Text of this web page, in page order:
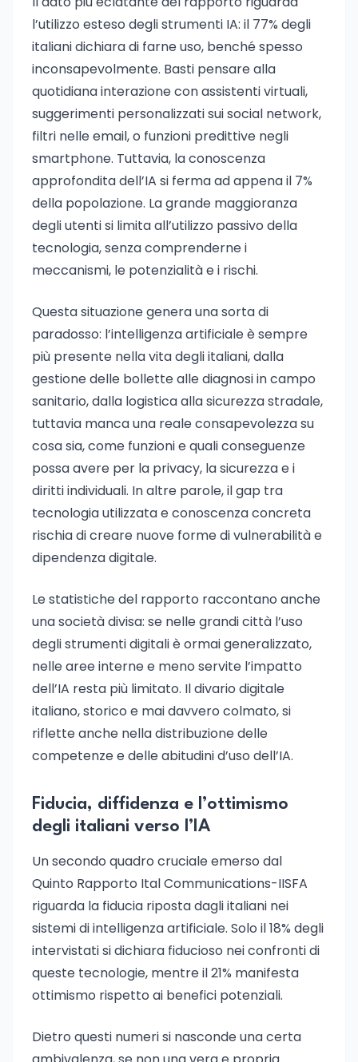
l’utilizzo esteso degli strumenti IA: il 77% degli
italiani dichiara di farne uso, benché spesso
inconsapevolmente. Basti pensare alla
quotidiana interazione con assistenti virtuali,
suggerimenti personalizzati sui social network,
filtri nelle email, o funzioni predittive negli
smartphone. Tuttavia, la conoscenza
approfondita dell’IA si ferma ad appena il 7%
della popolazione. La grande maggioranza
degli utenti si limita all’utilizzo passivo della
tecnologia, senza comprenderne i
meccanismi, le potenzialità e i rischi.
Questa situazione genera una sorta di
paradosso: l’intelligenza artificiale è sempre
più presente nella vita degli italiani, dalla
gestione delle bollette alle diagnosi in campo
sanitario, dalla logistica alla sicurezza stradale,
tuttavia manca una reale consapevolezza su
cosa sia, come funzioni e quali conseguenze
possa avere per la privacy, la sicurezza e i
diritti individuali. In altre parole, il gap tra
tecnologia utilizzata e conoscenza concreta
rischia di creare nuove forme di vulnerabilità e
dipendenza digitale.
Le statistiche del rapporto raccontano anche
una società divisa: se nelle grandi città l’uso
degli strumenti digitali è ormai generalizzato,
nelle aree interne e meno servite l’impatto
dell’IA resta più limitato. Il divario digitale
italiano, storico e mai davvero colmato, si
riflette anche nella distribuzione delle
competenze e delle abitudini d’uso dell’IA.
Fiducia, diffidenza e l’ottimismo
degli italiani verso l’IA
Un secondo quadro cruciale emerso dal
Quinto Rapporto Ital Communications-IISFA
riguarda la fiducia riposta dagli italiani nei
sistemi di intelligenza artificiale. Solo il 18% degli
intervistati si dichiara fiducioso nei confronti di
queste tecnologie, mentre il 21% manifesta
ottimismo rispetto ai benefici potenziali.
Dietro questi numeri si nasconde una certa